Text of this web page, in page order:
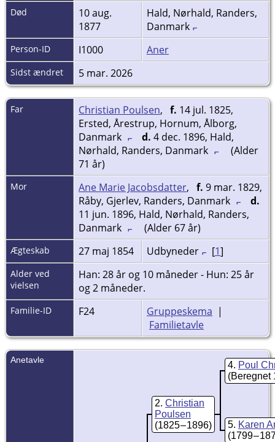
Død
10 aug.
1877
Hald, Nørhald, Randers,
Danmark
Person-ID I1000 Aner
Sidst ændret 5 mar. 2026
Far Christian Poulsen, f. 14 jul. 1825,
Ersted, Årestrup, Hornum, Ålborg,
Danmark
d. 4 dec. 1896, Hald,
Nørhald, Randers, Danmark
(Alder
71 år)
Mor Ane Marie Jacobsdatter, f. 9 mar. 1829,
Råby, Gjerlev, Randers, Danmark
d.
11 jun. 1896, Hald, Nørhald, Randers,
Danmark
(Alder 67 år)
Ægteskab 27 maj 1854 Udbyneder [1]
Alder ved
vielsen
Han: 28 år og 10 måneder - Hun: 25 år
og 2 måneder.
Familie-ID F24 Gruppeskema |
Familietavle
Anetavle
2 Christian
Poulsen
(1825 – 1896)
4 Poul
(Beregnet
5 Karen
(1799 –